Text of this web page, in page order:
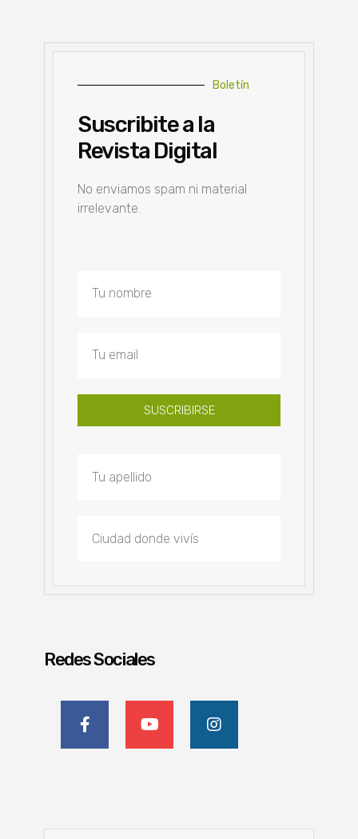
Boletín
Suscribite a la
Revista Digital
No enviamos spam ni material
irrelevante.
SUSCRIBIRSE
Redes Sociales